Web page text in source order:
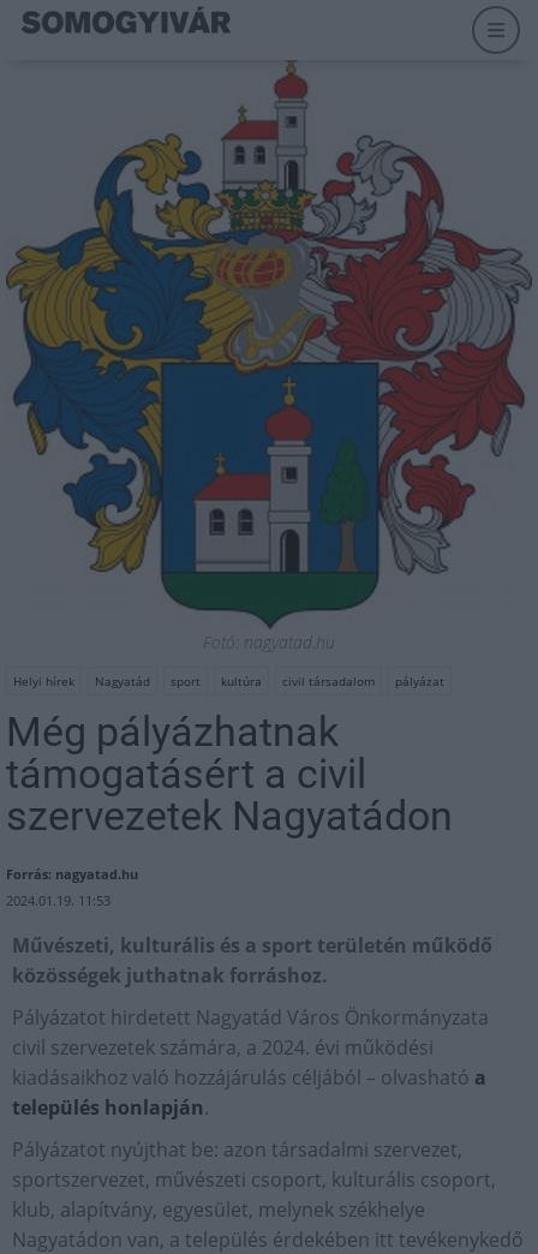
Fotó: nagyatad.hu
Helyi hírek Nagyatád sport kultúra civil társadalom pályázat
Még pályázhatnak
támogatásért a civil
szervezetek Nagyatádon
Forrás: nagyatad.hu
2024.01.19. 11:53
Művészeti, kulturális és a sport területén működő
közösségek juthatnak forráshoz.
Pályázatot hirdetett Nagyatád Város Önkormányzata
civil szervezetek számára, a 2024. évi működési
kiadásaikhoz való hozzájárulás céljából – olvasható a
település honlapján.
Pályázatot nyújthat be: azon társadalmi szervezet,
sportszervezet, művészeti csoport, kulturális csoport,
klub, alapítvány, egyesület, melynek székhelye
Nagyatádon van, a település érdekében itt tevékenykedő